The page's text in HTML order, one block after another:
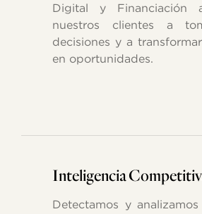
Digital y Financiación
nuestros clientes a
decisiones y a
en oportunidades.
Inteligencia
Detectamos y